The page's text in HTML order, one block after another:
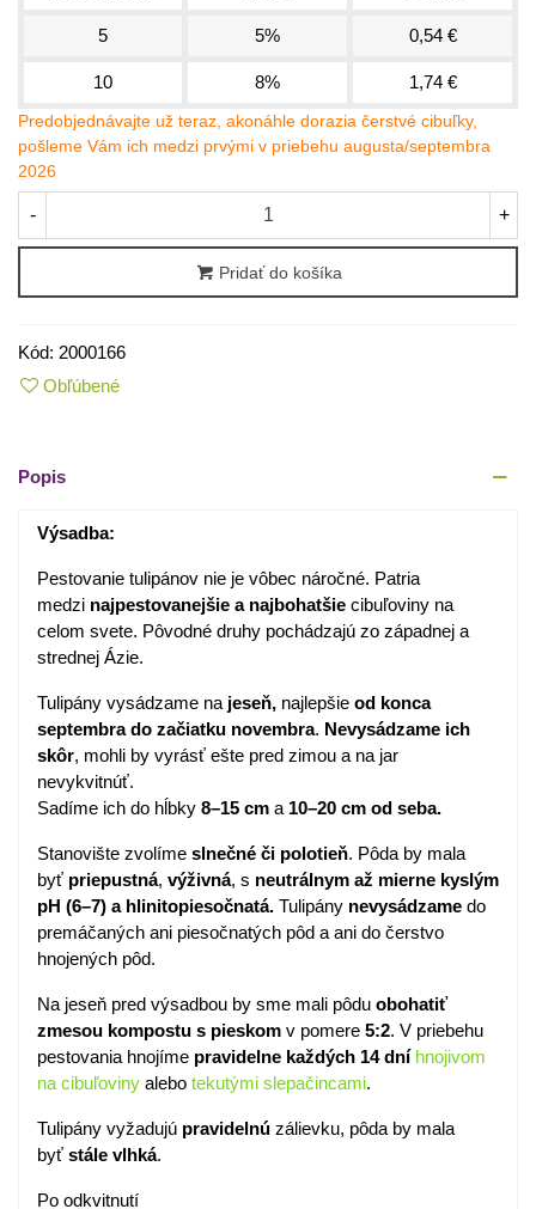
5 5% 0,54 €
10 8% 1,74 €
Predobjednávajte už teraz, akonáhle dorazia čerstvé cibuľky,
pošleme Vám ich medzi prvými v priebehu augusta/septembra
2026
- +
Pridať do košíka
Kód: 2000166
Obľúbené
Popis
Výsadba:
Pestovanie tulipánov nie je vôbec náročné. Patria
medzi najpestovanejšie a najbohatšie cibuľoviny na
celom svete. Pôvodné druhy pochádzajú zo západnej a
strednej Ázie.
Tulipány vysádzame na jeseň, najlepšie od konca
septembra do začiatku novembra. Nevysádzame ich
skôr, mohli by vyrásť ešte pred zimou a na jar
nevykvitnúť.
Sadíme ich do hĺbky 8–15 cm a 10–20 cm od seba.
Stanovište zvolíme slnečné či polotieň. Pôda by mala
byť priepustná, výživná, s neutrálnym až mierne kyslým
pH (6–7) a hlinitopiesočnatá. Tulipány nevysádzame do
premáčaných ani piesočnatých pôd a ani do čerstvo
hnojených pôd.
Na jeseň pred výsadbou by sme mali pôdu obohatiť
zmesou kompostu s pieskom v pomere 5:2. V priebehu
pestovania hnojíme pravidelne každých 14 dní hnojivom
na cibuľoviny alebo tekutými slepačincami.
Tulipány vyžadujú pravidelnú zálievku, pôda by mala
byť stále vlhká.
Po odkvitnutí